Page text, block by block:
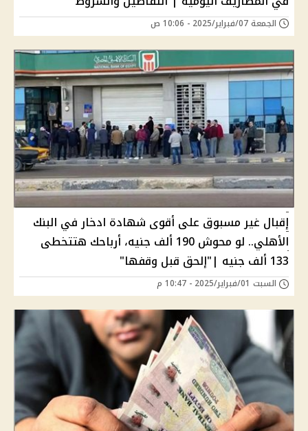
الجمعة 07/فبراير/2025 - 10:06 ص
إقبال غير مسبوق على أقوى شهادة ادخار في البنك
الأهلي.. لو محوش 190 ألف جنيه، أرباحك هتتخطى
133 ألف جنيه |"إلحق قبل وقفها"
السبت 01/فبراير/2025 - 10:47 م